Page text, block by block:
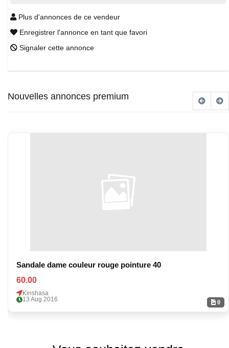
Plus d'annonces de ce vendeur
Enregistrer l'annonce en tant que favori
Signaler cette annonce
Nouvelles annonces premium
0
Sandale dame couleur rouge pointure 40
60.00
Kinshasa
13 Aug 2016